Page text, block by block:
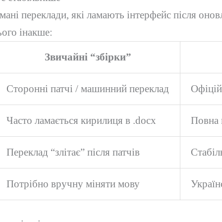
переклади, які ламають інтерфейс після
інакше:
Звичайні “збірки”
Сторонні патчі / машинний переклад
Часто ламається кирилиця в .docx Повна
Переклад “злітає” після патчів
Потрібно вручну міняти мову